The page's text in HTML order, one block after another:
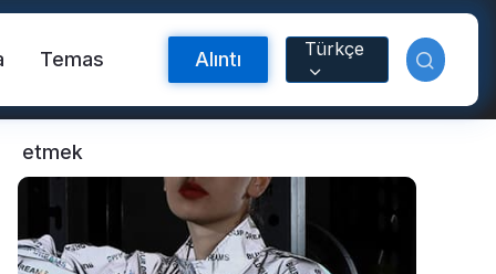
Temas
etmek
Alıntı Türkçe